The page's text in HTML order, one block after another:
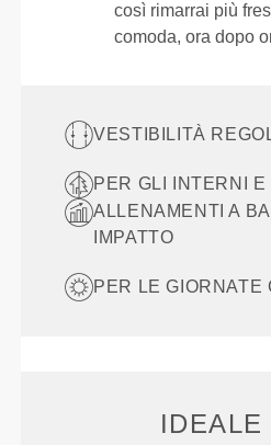
così rimarrai più
comoda, ora dopo
VESTIBILITÀ
PER GLI INTERNI
ALLENAMENTI A
IMPATTO
PER LE GIORNATE
IDEALE